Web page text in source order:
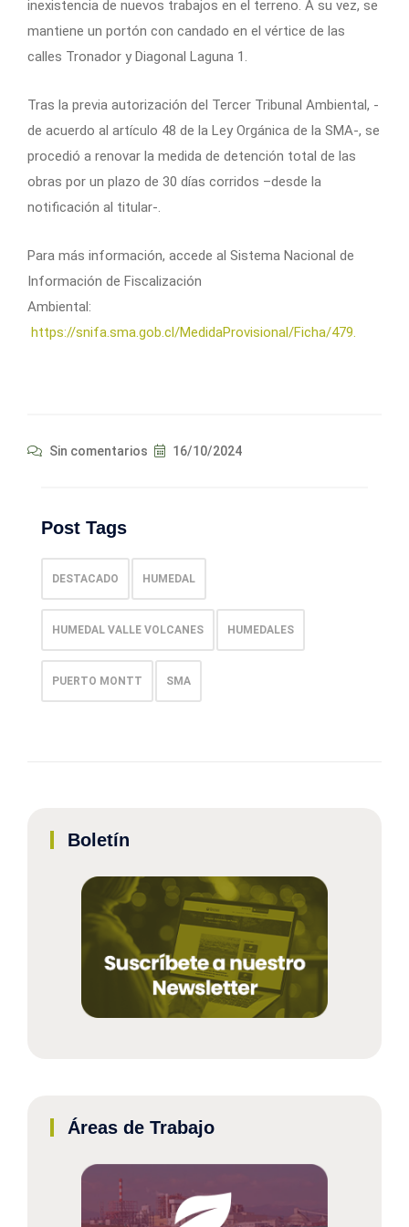
inexistencia de nuevos trabajos en el terreno. A su vez, se
mantiene un portón con candado en el vértice de las
calles Tronador y Diagonal Laguna 1.
Tras la previa autorización del Tercer Tribunal Ambiental, -
de acuerdo al artículo 48 de la Ley Orgánica de la SMA-, se
procedió a renovar la medida de detención total de las
obras por un plazo de 30 días corridos –desde la
notificación al titular-.
Para más información, accede al Sistema Nacional de
Información de Fiscalización
Ambiental:
https://snifa.sma.gob.cl/MedidaProvisional/Ficha/479.
Sin comentarios 16/10/2024
Post Tags
DESTACADO HUMEDAL
HUMEDAL VALLE VOLCANES HUMEDALES
PUERTO MONTT SMA
Boletín
Áreas de Trabajo